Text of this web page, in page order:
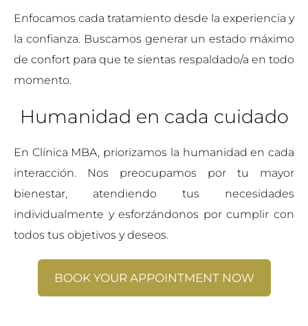
Enfocamos cada tratamiento desde la experiencia y
la confianza. Buscamos generar un estado máximo
de confort para que te sientas respaldado/a en todo
momento.
Humanidad en cada cuidado
En Clínica MBA, priorizamos la humanidad en cada
interacción. Nos preocupamos por tu mayor
bienestar, atendiendo tus necesidades
individualmente y esforzándonos por cumplir con
todos tus objetivos y deseos.
BOOK YOUR APPOINTMENT NOW